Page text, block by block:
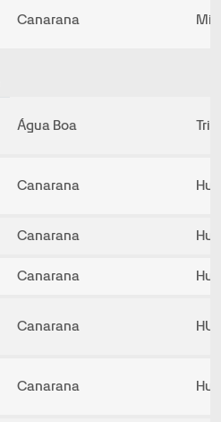
Canarana
Água Boa
Canarana
Canarana
Canarana
Canarana
Canarana